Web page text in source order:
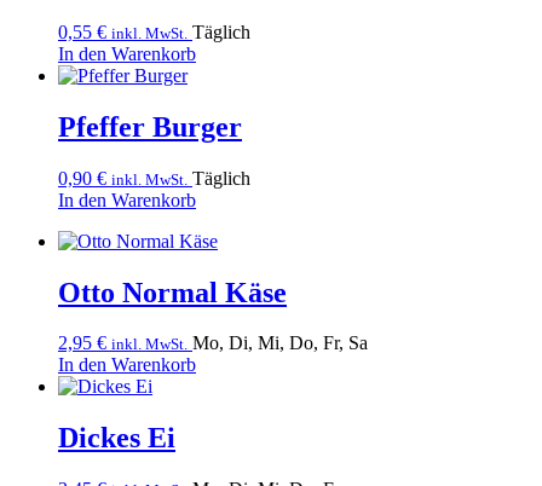
0,55 € inkl. MwSt. Täglich
In den Warenkorb
Pfeffer Burger
0,90 € inkl. MwSt. Täglich
In den Warenkorb
Otto Normal Käse
2,95 € inkl. MwSt. Mo, Di, Mi, Do, Fr, Sa
In den Warenkorb
Dickes Ei